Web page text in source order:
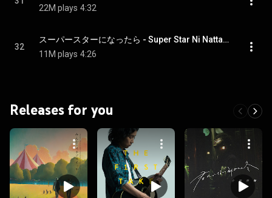
22M plays 4:32
32
スーパースターになったら - Super Star Ni Nattara
11M plays 4:26
Releases for you